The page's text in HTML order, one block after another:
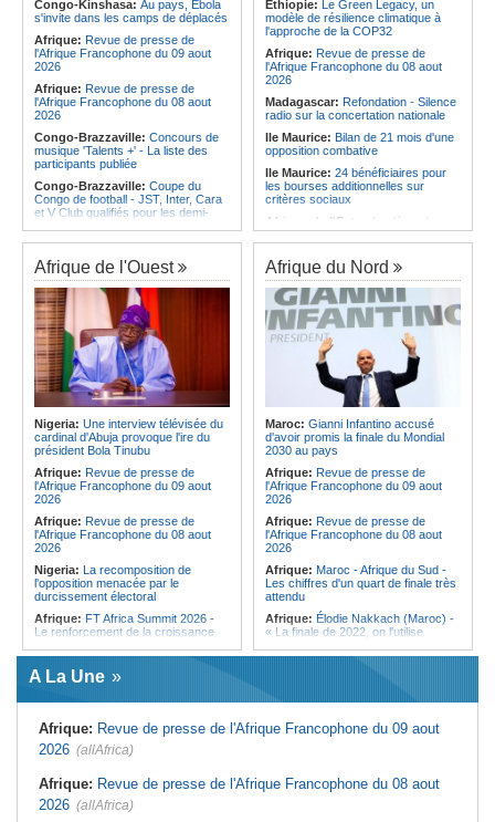
Afrique:Les statistiques clés avant
le quart de finale entre la Côte
d'Ivoire et l'Algérie
Afrique:
Le Maroc et l'Afrique du
la finale
Angola:Le MAT organise la
troisième édition de la Semaine du
développement local à Namibe
Congo-Kinshasa: Au pays, Ebola
s'invite dans les camps de déplacés
Afrique: Revue de presse de
l'Afrique Francophone du 09 aout
2026
Afrique: Revue de presse de
l'Afrique Francophone du 08 aout
2026
Congo-Brazzaville: Concours de
musique 'Talents +' - La liste des
participants publiée
Congo-Brazzaville: Coupe du
Congo de football - JST, Inter, Cara
et V Club qualifiés pour les demi-
Congo-Brazzaville:Lutte contre la
corruption - Les parlementaires
sensibilisés
Congo-Brazzaville:
Santé publique
- Ollombo réceptionne son hôpital de
référence
Congo-Brazzaville: Lutte contre
les épidémies - Les employés de la
maison de retraite Kambissi en
formation
Congo-Brazzaville:Distinction -
Darrel Ornelle Elion Assiana promue
maître-assistant Cames
Afrique: Naomi Eto (Cameroun) - «
Face au Nigeria, nous donnerons
tout sur le terrain. »
Ethiopie: Le Green Legacy, un
modèle de résilience climatique à
l'approche de la COP32
Afrique: Revue de presse de
l'Afrique Francophone du 08 aout
2026
Madagascar: Refondation - Silence
radio sur la concertation nationale
Ile Maurice: Bilan de 21 mois d'une
opposition combative
Ile Maurice: 24 bénéficiaires pour
les bourses additionnelles sur
critères sociaux
Afrique de l'Est:
« La dépendance
de l'Égypte vis-à-vis du régime
érythréen aggrave l'instabilité dans
la région de la Corne de l'Afrique »,
selon le RSADO
Ethiopie: Le peuple oromo s'est
historiquement opposé à des
systèmes administratifs défaillants
Ethiopie:« Le renforcement des
capacités de l'armée de l'air
éthiopienne consolide la dissuasion
nationale », déclare le commandant
Afrique de l'Est:« Les dirigeants
érythréens font obstacle à la stabilité
et au développement de la région »,
selon un professeur de l'université
d'Uppsala
Ile Maurice:
Dharam Gokhool -
mo sekirite»
Afrique de l'Ouest
Nigeria: Une interview télévisée du
cardinal d'Abuja provoque l'ire du
président Bola Tinubu
Afrique: Revue de presse de
l'Afrique Francophone du 09 aout
2026
Afrique: Revue de presse de
l'Afrique Francophone du 08 aout
2026
Nigeria: La recomposition de
l'opposition menacée par le
durcissement électoral
Afrique: FT Africa Summit 2026 -
Le renforcement de la croissance
édition
Mali:La Biennale sportive fait son
financier régional - Un bon plant
pour le secteur agricole
armes légères - L'ONU tire la
sonnette d'alarme
Sénégal:FERA - La DG sortante
Afrique du Nord
Maroc: Gianni Infantino accusé
d'avoir promis la finale du Mondial
2030 au pays
Afrique: Revue de presse de
l'Afrique Francophone du 09 aout
2026
Afrique: Revue de presse de
l'Afrique Francophone du 08 aout
2026
Afrique: Maroc - Afrique du Sud -
Les chiffres d'un quart de finale très
attendu
Afrique: Élodie Nakkach (Maroc) -
« La finale de 2022, on l'utilise
l'avant »
d'Ivoire et l'Algérie
Afrique:Le Maroc et l'Afrique du
Afrique:
Côte d'Ivoire - Algérie, un
duel de contrastes
A La Une
Afrique: Revue de presse de l'Afrique Francophone du 09 aout
2026 (allAfrica)
Afrique: Revue de presse de l'Afrique Francophone du 08 aout
2026 (allAfrica)